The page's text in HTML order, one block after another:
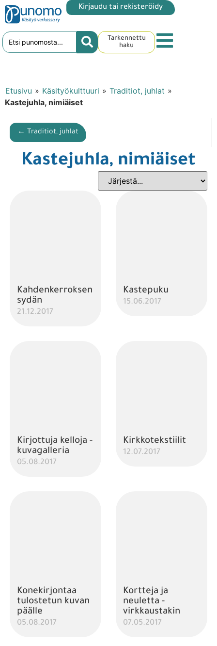
Kirjaudu tai rekisteröidy
Tarkennettu
haku
Etusivu » Käsityökulttuuri » Traditiot, juhlat »
Kastejuhla, nimiäiset
← Traditiot, juhlat
Kastejuhla, nimiäiset
Kahdenkerroksen
sydän
21.12.2017
Kastepuku
15.06.2017
Kirjottuja kelloja -
kuvagalleria
05.08.2017
Kirkkotekstiilit
12.07.2017
Konekirjontaa
tulostetun kuvan
päälle
05.08.2017
Kortteja ja
neuletta -
virkkaustakin
07.05.2017